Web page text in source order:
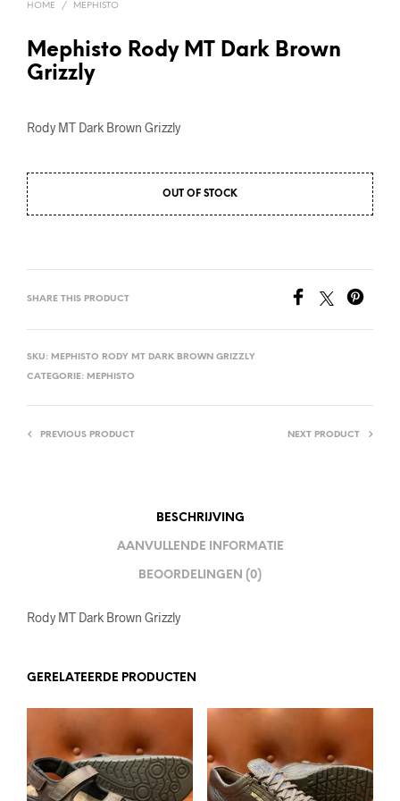
HOME / MEPHISTO
Mephisto Rody MT Dark Brown
Grizzly
Rody MT Dark Brown Grizzly
OUT OF STOCK
SHARE THIS PRODUCT
SKU: MEPHISTO RODY MT DARK BROWN GRIZZLY
CATEGORIE: MEPHISTO
PREVIOUS PRODUCT NEXT PRODUCT
BESCHRIJVING
AANVULLENDE INFORMATIE
BEOORDELINGEN (0)
Rody MT Dark Brown Grizzly
GERELATEERDE PRODUCTEN